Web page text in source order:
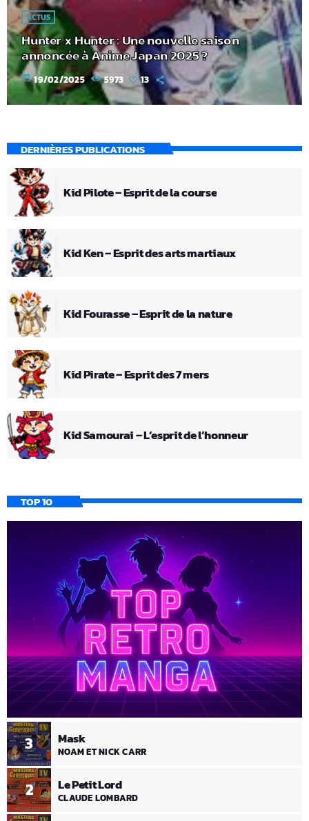
ACTUS
Hunter x Hunter : Une nouvelle saison
annoncée à Anime Japan 2025 ?
today 19/02/2025 5973 13
DERNIÈRES PUBLICATIONS
Kid Pilote – Esprit de la course
Kid Ken – Esprit des arts martiaux
Kid Fourasse – Esprit de la nature
Kid Pirate – Esprit des 7 mers
Kid Samourai – L’esprit de l’honneur
TOP 10
2 Le Petit Lord
CLAUDE LOMBARD
3 Mask
NOAM ET NICK CARR